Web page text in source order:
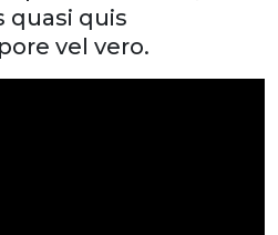
quasi quis
vel vero.